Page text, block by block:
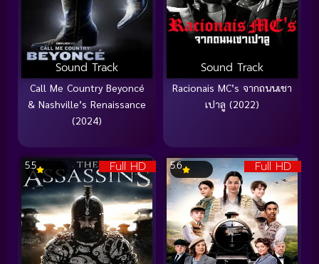
Sound Track
Call Me Country Beyoncé
& Nashville’s Renaissance
(2024)
Sound Track
Racionais MC’s จากถนนเชา
เปาลู (2022)
Full HD
5.5 Full HD
5.6